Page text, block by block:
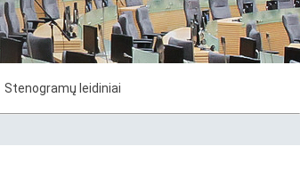
Stenogramų leidiniai